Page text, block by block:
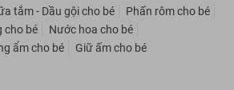
tắm - Dầu gội cho bé
Phấn rôm cho bé
cho bé
Nước hoa cho bé
ẩm cho bé
Giữ ấm cho bé